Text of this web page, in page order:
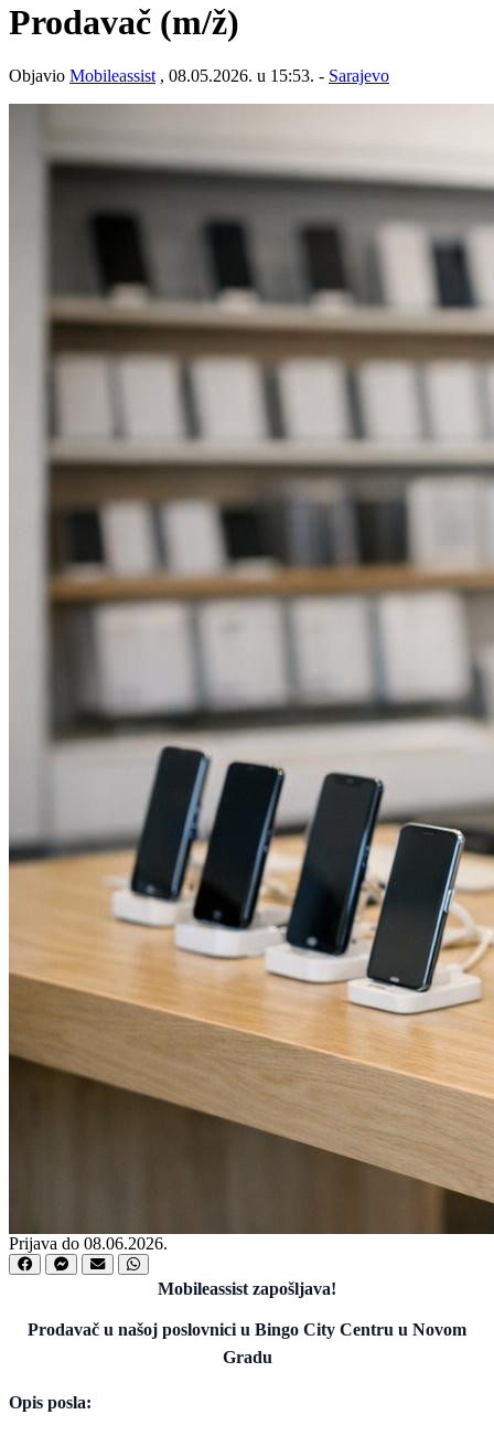
Prodavač (m/ž)
Objavio Mobileassist , 08.05.2026. u 15:53. - Sarajevo
Prijava do 08.06.2026.
Mobileassist zapošljava!
Prodavač u našoj poslovnici u Bingo City Centru u Novom
Gradu
Opis posla: